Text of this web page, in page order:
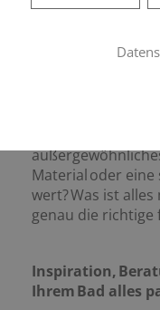
Sie planen die
Entscheidungen,
Material oder
wert? Was ist
genau die richtige
Inspiration,
Ihrem Bad alles